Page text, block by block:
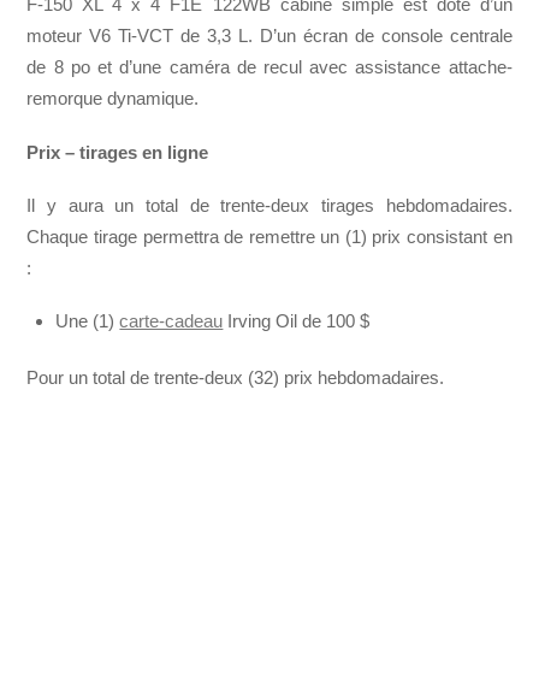
F-150 XL 4 x 4 F1E 122WB cabine simple est doté d’un
moteur V6 Ti-VCT de 3,3 L. D’un écran de console centrale
de 8 po et d’une caméra de recul avec assistance attache-
remorque dynamique.
Prix – tirages en ligne
Il y aura un total de trente-deux tirages hebdomadaires.
Chaque tirage permettra de remettre un (1) prix consistant en
:
Une (1)carte-cadeau Irving Oil de 100 $
Pour un total de trente-deux (32) prix hebdomadaires.